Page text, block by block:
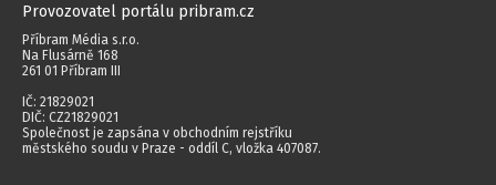
Provozovatel portálu pribram.cz
Příbram Média s.r.o.
Na Flusárně 168
261 01 Příbram III
IČ: 21829021
DIČ: CZ21829021
Společnost je zapsána v obchodním rejstříku
městského soudu v Praze - oddíl C, vložka 407087.